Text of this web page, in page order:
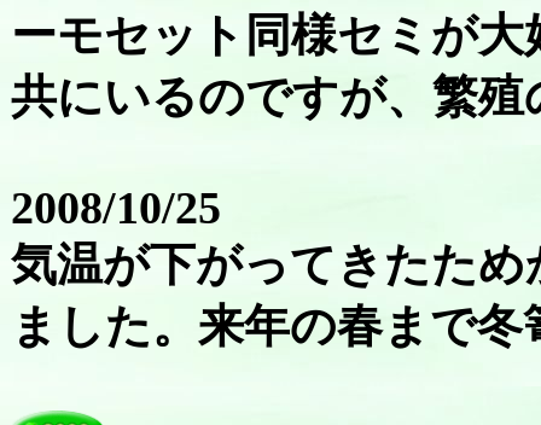
ーモセット同様セミが
共にいるのですが、繁
2008/10/25
気温が下がってきたた
ました。来年の春まで